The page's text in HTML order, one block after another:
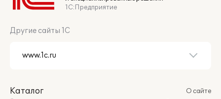
1С:Предприятие
Другие сайты 1С
Каталог
О сайте